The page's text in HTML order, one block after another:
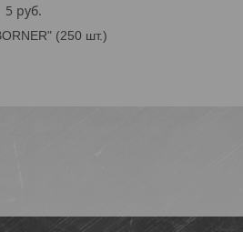
5 руб.
(250 шт.)